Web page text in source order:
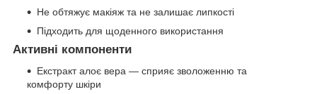
Не обтяжує макіяж та не залишає липкості
Підходить для щоденного використання
Активні компоненти
Екстракт алоє вера — сприяє зволоженню та
комфорту шкіри